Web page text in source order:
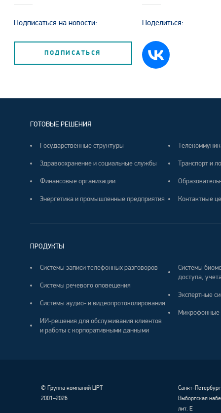
Подписаться на новости:
ПОДПИСАТЬСЯ
Поделиться:
ГОТОВЫЕ РЕШЕНИЯ
Государственные структуры
Здравоохранение и социальные службы
Финансовые организации
Энергетика и промышленные предприятия
Транспорт и
Контактные
ПРОДУКТЫ
Системы записи телефонных разговоров
Системы речевого оповещения
Системы аудио- и видеопротоколирования
ИИ-решения для обслуживания клиентов
и работы с корпоративными данными
Системы
доступа,
Экспертные
Микрофонные
© Группа компаний ЦРТ
2001–2026
Санкт-Петербург
Выборгская
лит. Е